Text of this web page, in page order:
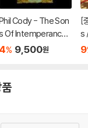
Cody - The Son
Of Intemperance
Offering (수입/미개
4% 9,500원
[
s
9